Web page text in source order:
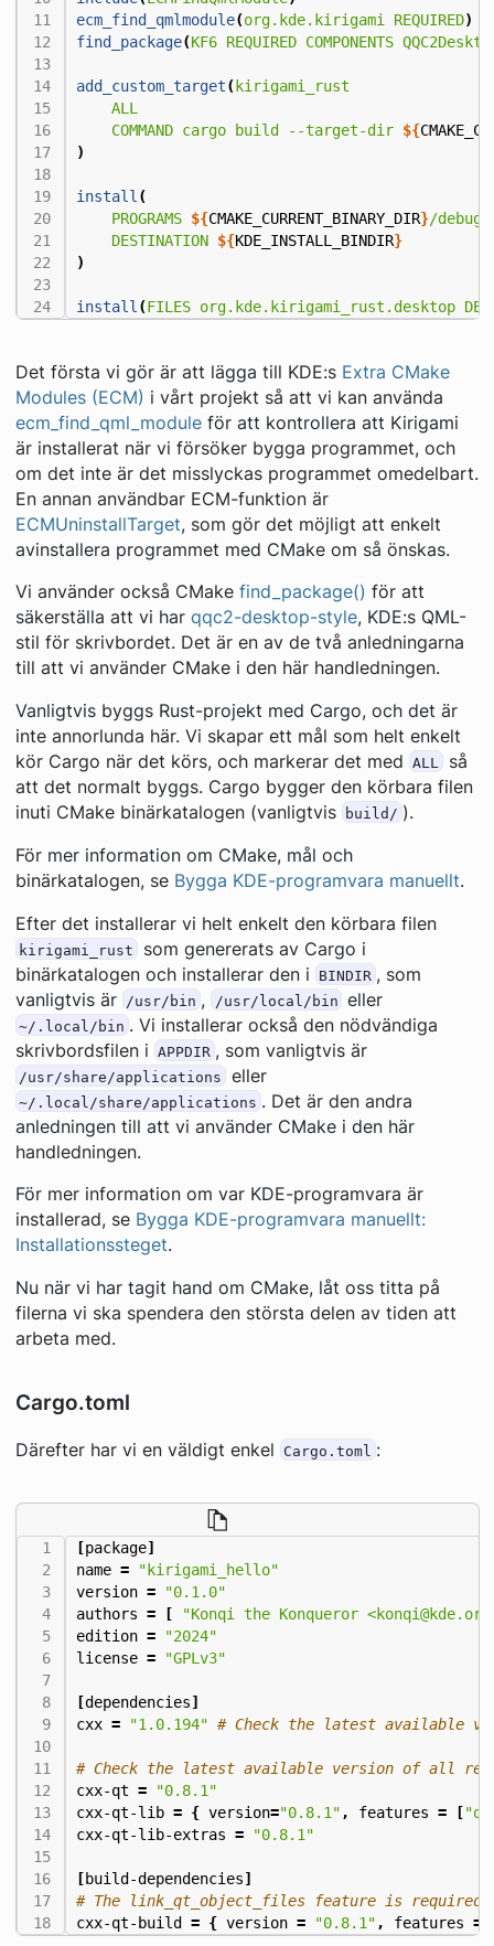
ecm_find_qmlmodule(org.kde.kirigami REQUIRED)
find_package(KF6 REQUIRED COMPONENTS
add_custom_target(kirigami_rust
ALL
COMMAND cargo build --target-dir ${
)
install (
PROGRAMS ${CMAKE_CURRENT_BINARY_DIR}/
DESTINATION ${KDE_INSTALL_BINDIR}
)
install (FILES org.kde.kirigami_rust.desktop
Det första vi gör är att lägga till KDE:s Extra CMake
Modules (ECM) i vårt projekt så att vi kan använda
ecm_find_qml_moduleför att kontrollera att Kirigami
är installerat när vi försöker bygga programmet, och
om det inte är det misslyckas programmet omedelbart.
En annan användbar ECM-funktion är
ECMUninstallTarget, som gör det möjligt att enkelt
avinstallera programmet med CMake om så önskas.
Vi använder också CMake find_package() för att
säkerställa att vi har qqc2-desktop-style, KDE:s QML-
stil för skrivbordet. Det är en av de två anledningarna
till att vi använder CMake i den här handledningen.
Vanligtvis byggs Rust-projekt med Cargo, och det är
inte annorlunda här. Vi skapar ett mål som helt enkelt
kör Cargo när det körs, och markerar det med
ALL
så
att det normalt byggs. Cargo bygger den körbara filen
inuti CMake binärkatalogen (vanligtvis
build/ ).
För mer information om CMake, mål och
binärkatalogen, se Bygga KDE-programvara manuellt.
Efter det installerar vi helt enkelt den körbara filen
kirigami_rust
som genererats av Cargo i
binärkatalogen och installerar den i
BINDIR , som
vanligtvis är
/usr/bin , /usr/local/bin eller
~/.local/bin . Vi installerar också den nödvändiga
skrivbordsfilen i
APPDIR , som vanligtvis är
/usr/share/applications eller
~/.local/share/applications . Det är den andra
anledningen till att vi använder CMake i den här
handledningen.
För mer information om var KDE-programvara är
installerad, se Bygga KDE-programvara manuellt:
Installationssteget.
Nu när vi har tagit hand om CMake, låt oss titta på
filerna vi ska spendera den största delen av tiden att
arbeta med.
Cargo.toml
Därefter har vi en väldigt enkel Cargo.toml :
[package]
name =
"kirigami_hello"
version =
"0.1.0"
authors = [
"Konqi the Konqueror
edition =
"2024"
license = "GPLv3"
[dependencies]
cxx = "1.0.194" # Check the latest available
# Check the latest available version of all
cxx-qt =
"0.8.1"
cxx-qt-lib = { version="0.8.1" , features = [
cxx-qt-lib-extras = "0.8.1"
[build-dependencies]
# The link_qt_object_files feature is
cxx-qt-build
= { version = "0.8.1" , features =